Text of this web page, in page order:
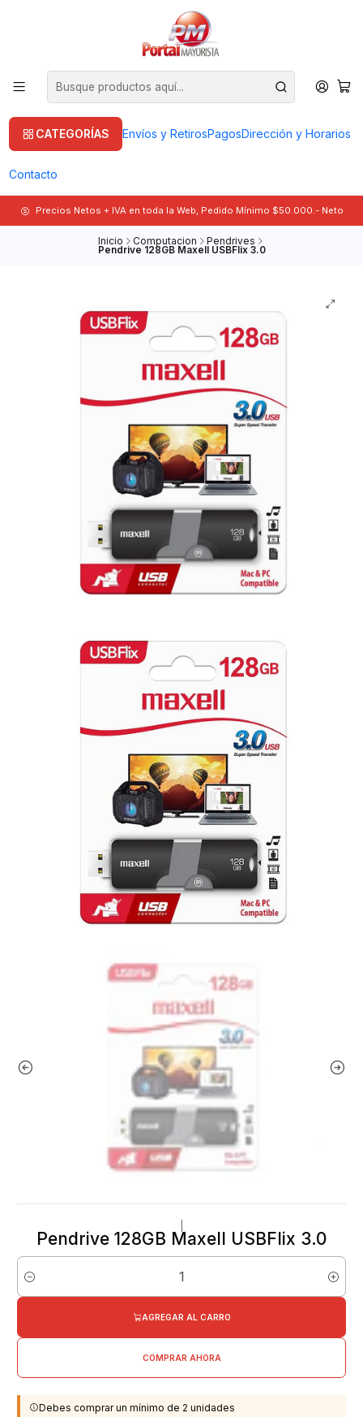
CATEGORÍAS Envíos y RetirosPagosDirección y Horarios
Contacto
Precios Netos + IVA en toda la Web, Pedido Mínimo $50.000.- Neto
Inicio Computacion Pendrives
Pendrive 128GB Maxell USBFlix 3.0
Pendrive 128GB Maxell USBFlix 3.0
Cantidad
AGREGAR AL CARRO
COMPRAR AHORA
Debes comprar un mínimo de 2 unidades